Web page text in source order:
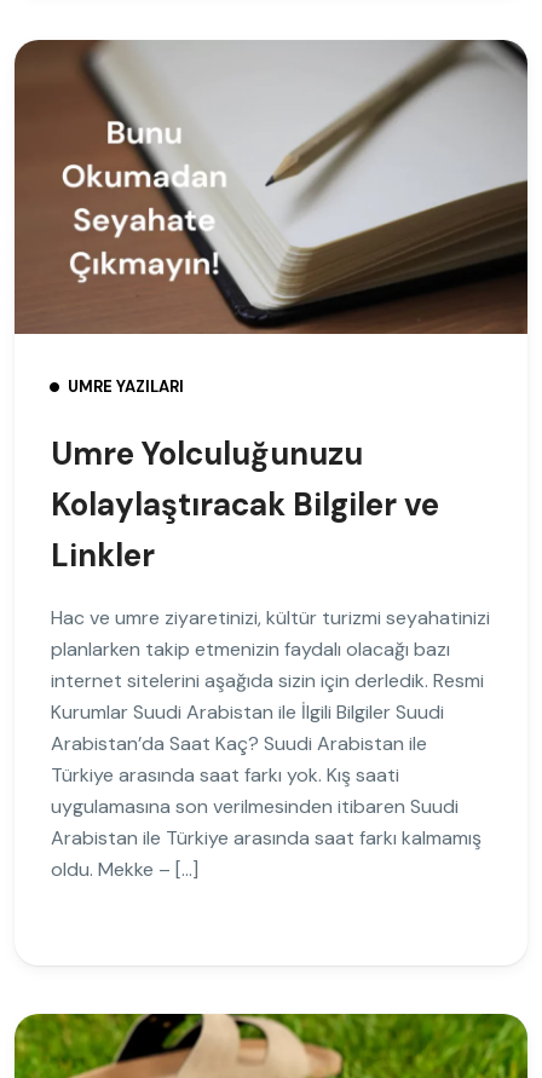
UMRE YAZILARI
Umre Yolculuğunuzu
Kolaylaştıracak Bilgiler ve
Linkler
Hac ve umre ziyaretinizi, kültür turizmi seyahatinizi
planlarken takip etmenizin faydalı olacağı bazı
internet sitelerini aşağıda sizin için derledik. Resmi
Kurumlar Suudi Arabistan ile İlgili Bilgiler Suudi
Arabistan’da Saat Kaç? Suudi Arabistan ile
Türkiye arasında saat farkı yok. Kış saati
uygulamasına son verilmesinden itibaren Suudi
Arabistan ile Türkiye arasında saat farkı kalmamış
oldu. Mekke – […]